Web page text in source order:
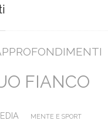
FIANCO
MENTE E SPORT